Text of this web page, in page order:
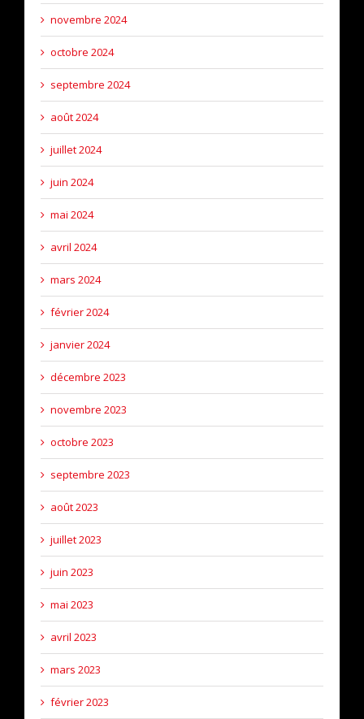
novembre 2024
octobre 2024
septembre 2024
août 2024
juillet 2024
juin 2024
mai 2024
avril 2024
mars 2024
février 2024
janvier 2024
décembre 2023
novembre 2023
octobre 2023
septembre 2023
août 2023
juillet 2023
juin 2023
mai 2023
avril 2023
mars 2023
février 2023